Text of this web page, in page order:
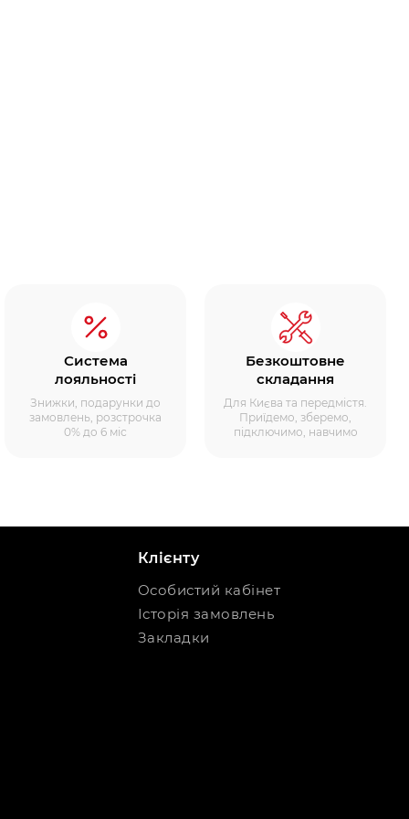
Система
лояльності
Знижки, подарунки до
замовлень, розстрочка
0% до 6 міс
Безкоштовне
складання
Для Києва та передмістя.
Приїдемо, зберемо,
підключимо, навчимо
Клієнту
Особистий кабінет
Історія замовлень
Закладки